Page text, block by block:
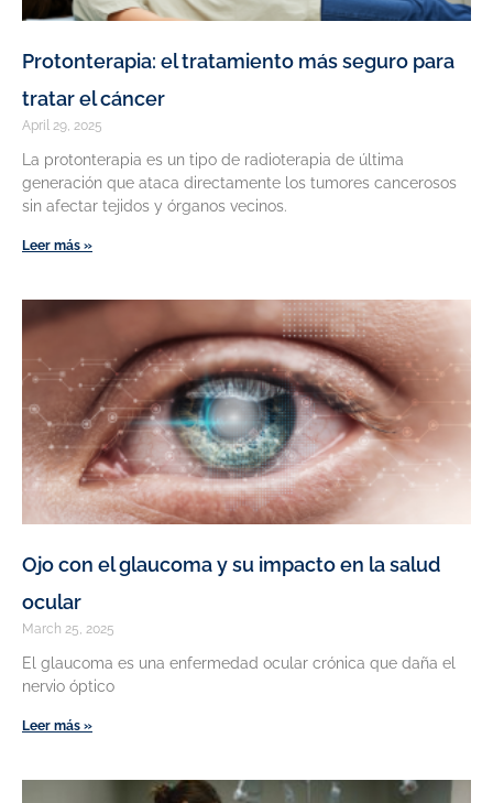
Protonterapia: el tratamiento más seguro para
tratar el cáncer
April 29, 2025
La protonterapia es un tipo de radioterapia de última
generación que ataca directamente los tumores cancerosos
sin afectar tejidos y órganos vecinos.
Leer más »
Ojo con el glaucoma y su impacto en la salud
ocular
March 25, 2025
El glaucoma es una enfermedad ocular crónica que daña el
nervio óptico
Leer más »